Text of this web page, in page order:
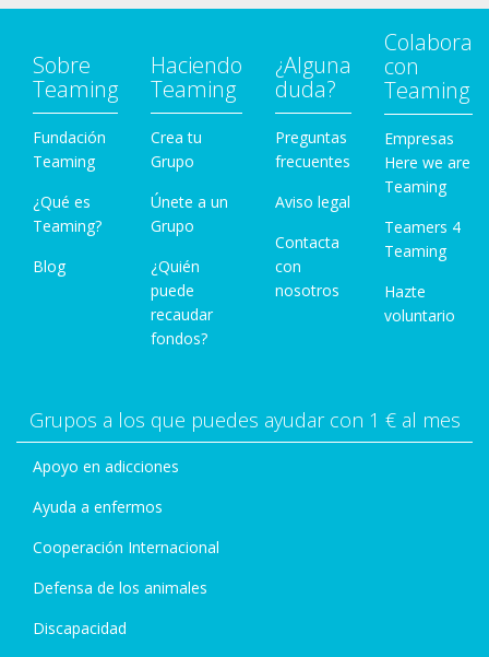
Sobre
Teaming
Fundación
Teaming
¿Qué es
Teaming?
Blog
Haciendo
Teaming
Crea tu
Grupo
Únete a un
Grupo
¿Quién
puede
recaudar
fondos?
¿Alguna
duda?
Preguntas
frecuentes
Aviso legal
Contacta
con
nosotros
Colabora
con
Teaming
Empresas
Here we are
Teaming
Teamers 4
Teaming
Hazte
voluntario
Grupos a los que puedes ayudar con 1 € al mes
Apoyo en adicciones
Ayuda a enfermos
Cooperación Internacional
Defensa de los animales
Discapacidad